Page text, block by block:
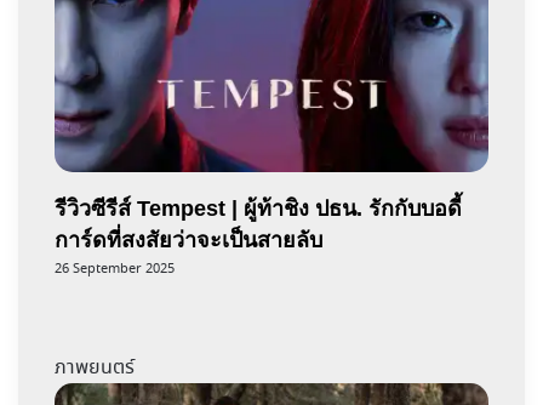
รีวิวซีรีส์ Tempest | ผู้ท้าชิง ปธน. รักกับบอดี้
การ์ดที่สงสัยว่าจะเป็นสายลับ
26 September 2025
ภาพยนตร์